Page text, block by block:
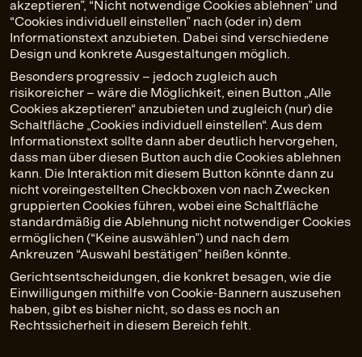
akzeptieren”, “Nicht notwendige Cookies ablehnen” und
“Cookies individuell einstellen” nach (oder in) dem
Informationstext anzubieten. Dabei sind verschiedene
Design und konkrete Ausgestaltungen möglich.
Besonders progressiv – jedoch zugleich auch
risikoreicher – wäre die Möglichkeit, einen Button „Alle
Cookies akzeptieren“ anzubieten und zugleich (nur) die
Schaltfläche „Cookies individuell einstellen“. Aus dem
Informationstext sollte dann aber deutlich hervorgehen,
dass man über diesen Button auch die Cookies ablehnen
kann. Die Interaktion mit diesem Button könnte dann zu
nicht voreingestellten Checkboxen von nach Zwecken
gruppierten Cookies führen, wobei eine Schaltfläche
standardmäßig die Ablehnung nicht notwendiger Cookies
ermöglichen (“Keine auswählen”) und nach dem
Ankreuzen “Auswahl bestätigen” heißen könnte.
Gerichtsentscheidungen, die konkret besagen, wie die
Einwilligungen mithilfe von Cookie-Bannern auszusehen
haben, gibt es bisher nicht, so dass es noch an
Rechtssicherheit in diesem Bereich fehlt.